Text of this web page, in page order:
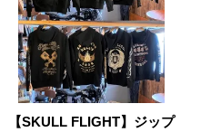
【SKULL FLIGHT】ジップ